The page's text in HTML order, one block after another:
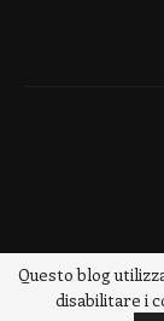
Questo blog
disabilitare i